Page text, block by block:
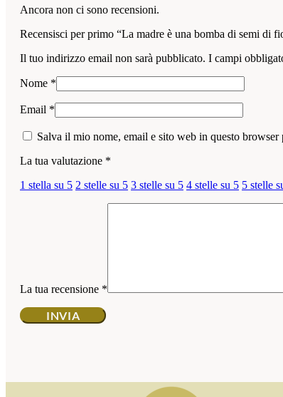
Ancora non ci sono recensioni.
Recensisci per primo “La madre è una bomba di semi di
Il tuo indirizzo email non sarà pubblicato. I campi
Nome *
Email *
Salva il mio nome, email e sito web in questo
La tua valutazione *
1 stella su 5 2 stelle su 5 3 stelle su 5 4 stelle su 5 5 stelle
La tua recensione *